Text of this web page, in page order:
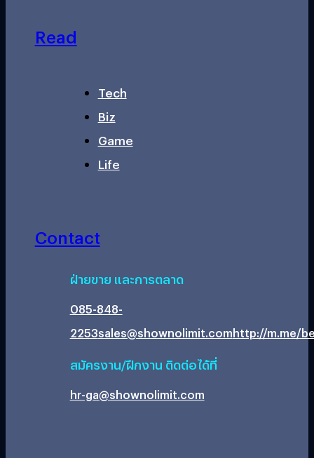
Read
Tech
Biz
Game
Life
Contact
ฝ่ายขาย และการตลาด
085-848-
2253sales@shownolimit.comhttp://m.me/
สมัครงาน/ฝึกงาน ติดต่อได้ที่
hr-ga@shownolimit.com